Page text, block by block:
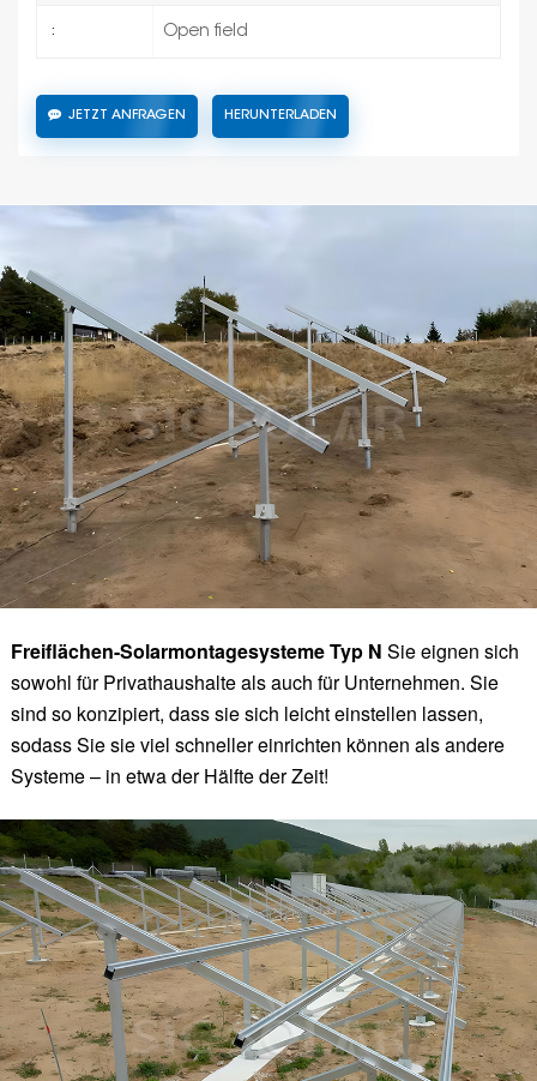
: Open field
JETZT ANFRAGEN HERUNTERLADEN
Freiflächen-Solarmontagesysteme Typ N Sie eignen sich
sowohl für Privathaushalte als auch für Unternehmen. Sie
sind so konzipiert, dass sie sich leicht einstellen lassen,
sodass Sie sie viel schneller einrichten können als andere
Systeme – in etwa der Hälfte der Zeit!